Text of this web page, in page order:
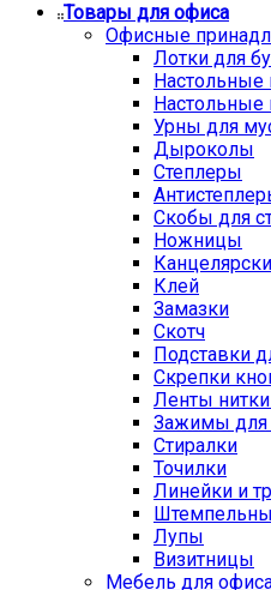
Товары для офиса
Офисные
Лотки для
Настольные
Настольные
Урны для
Дыроколы
Степлеры
Скобы для
Ножницы
Клей
Замазки
Скотч
Подставки
Скрепки
Ленты
Зажимы для
Стиралки
Точилки
Линейки и
Лупы
Визитницы
Мебель для